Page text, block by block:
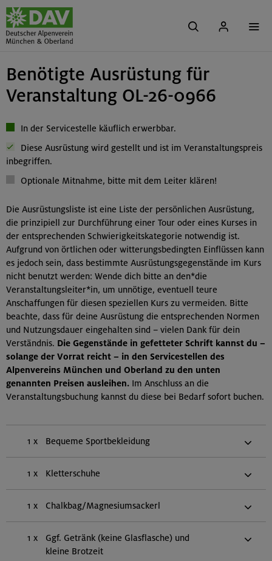
Benötigte Ausrüstung für
Veranstaltung OL-26-0966
In der Servicestelle käuflich erwerbbar.
Diese Ausrüstung wird gestellt und ist im Veranstaltungspreis
inbegriffen.
Optionale Mitnahme, bitte mit dem Leiter klären!
Die Ausrüstungsliste ist eine Liste der persönlichen Ausrüstung,
die prinzipiell zur Durchführung einer Tour oder eines Kurses in
der entsprechenden Schwierigkeitskategorie notwendig ist.
Aufgrund von örtlichen oder witterungsbedingten Einflüssen kann
es jedoch sein, dass bestimmte Ausrüstungsgegenstände im Kurs
nicht benutzt werden: Wende dich bitte an den*die
Veranstaltungsleiter*in, um unnötige, eventuell teure
Anschaffungen für diesen speziellen Kurs zu vermeiden. Bitte
beachte, dass für deine Ausrüstung die entsprechenden Normen
und Nutzungsdauer eingehalten sind – vielen Dank für dein
Verständnis. Die Gegenstände in gefetteter Schrift kannst du –
solange der Vorrat reicht – in den Servicestellen des
Alpenvereins München und Oberland zu den unten
genannten Preisen ausleihen. Im Anschluss an die
Veranstaltungsbuchung kannst du diese bei Bedarf sofort buchen.
1 x Bequeme Sportbekleidung
1 x Kletterschuhe
1 x Chalkbag/Magnesiumsackerl
1 x
Ggf. Getränk (keine Glasflasche) und
kleine Brotzeit